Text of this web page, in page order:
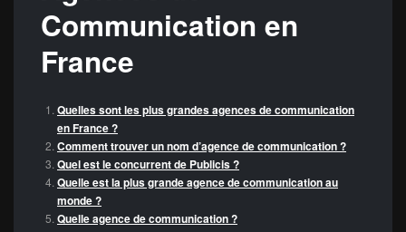
Communication en
France
Quelles sont les plus grandes agences de communication
en France ?
Comment trouver un nom d’agence de communication ?
Quel est le concurrent de Publicis ?
Quelle est la plus grande agence de communication au
monde ?
Quelle agence de communication ?